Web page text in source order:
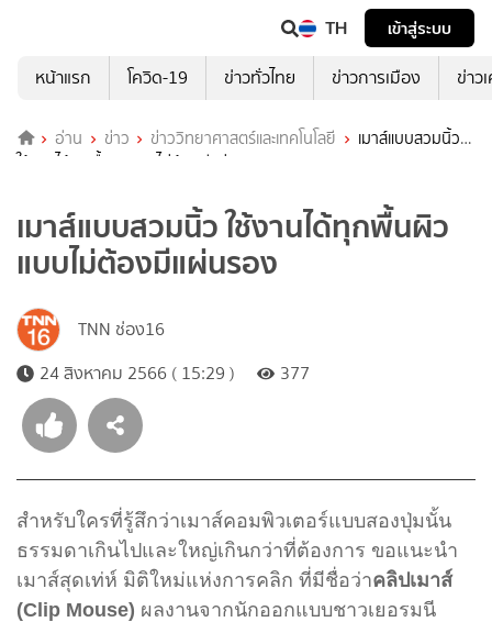
TH
เข้าสู่ระบบ
หน้าแรก
โควิด-19 ข่าวทั่วไทย ข่าวการเมือง ข่าว
อ่าน ข่าว ข่าววิทยาศาสตร์และเทคโนโลยี
เมาส์แบบสวมนิ้ว
ใช้งานได้ทุกพื้นผิวแบบไม่ต้องมีแผ่นรอง
เมาส์แบบสวมนิ้ว ใช้งานได้ทุกพื้นผิว
แบบไม่ต้องมีแผ่นรอง
TNN ช่อง16
24 สิงหาคม 2566 ( 15:29 )
377
สำหรับใครที่รู้สึกว่าเมาส์คอมพิวเตอร์แบบสองปุ่มนั้น
ธรรมดาเกินไปและใหญ่เกินกว่าที่ต้องการ ขอแนะนำ
เมาส์สุดเท่ห์ มิติใหม่แห่งการคลิก ที่มีชื่อว่าคลิปเมาส์
(Clip Mouse) ผลงานจากนักออกแบบชาวเยอรมนี